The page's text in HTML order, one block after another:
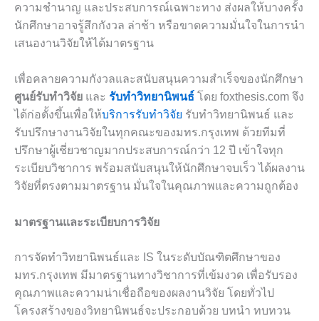
ความชำนาญ และประสบการณ์เฉพาะทาง ส่งผลให้บางครั้ง
นักศึกษาอาจรู้สึกกังวล ล่าช้า หรือขาดความมั่นใจในการนำ
เสนองานวิจัยให้ได้มาตรฐาน
เพื่อคลายความกังวลและสนับสนุนความสำเร็จของนักศึกษา
ศูนย์รับทำวิจัย และ รับทำวิทยานิพนธ์ โดย foxthesis.com จึง
ได้ก่อตั้งขึ้นเพื่อให้บริการรับทำวิจัย รับทำวิทยานิพนธ์ และ
รับปรึกษางานวิจัยในทุกคณะของมทร.กรุงเทพ ด้วยทีมที่
ปรึกษาผู้เชี่ยวชาญมากประสบการณ์กว่า 12 ปี เข้าใจทุก
ระเบียบวิชาการ พร้อมสนับสนุนให้นักศึกษาจบเร็ว ได้ผลงาน
วิจัยที่ตรงตามมาตรฐาน มั่นใจในคุณภาพและความถูกต้อง
มาตรฐานและระเบียบการวิจัย
การจัดทำวิทยานิพนธ์และ IS ในระดับบัณฑิตศึกษาของ
มทร.กรุงเทพ มีมาตรฐานทางวิชาการที่เข้มงวด เพื่อรับรอง
คุณภาพและความน่าเชื่อถือของผลงานวิจัย โดยทั่วไป
โครงสร้างของวิทยานิพนธ์จะประกอบด้วย บทนำ ทบทวน